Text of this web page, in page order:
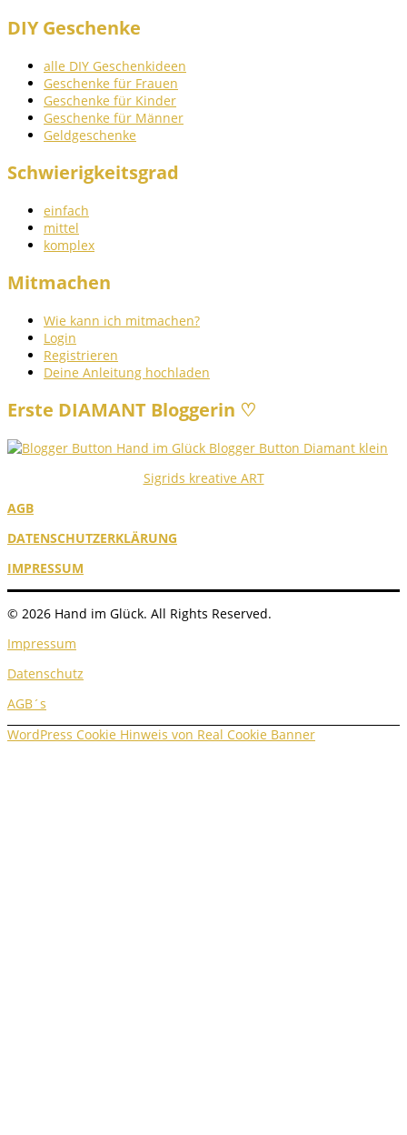
DIY Geschenke
alle DIY Geschenkideen
Geschenke für Frauen
Geschenke für Kinder
Geschenke für Männer
Geldgeschenke
Schwierigkeitsgrad
einfach
mittel
komplex
Mitmachen
Wie kann ich mitmachen?
Login
Registrieren
Deine Anleitung hochladen
Erste DIAMANT Bloggerin ♡
Sigrids kreative ART
AGB
DATENSCHUTZERKLÄRUNG
IMPRESSUM
© 2026 Hand im Glück. All Rights Reserved.
Impressum
Datenschutz
AGB´s
WordPress Cookie Hinweis von Real Cookie Banner